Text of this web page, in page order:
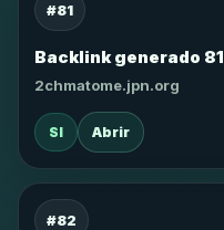
#81
Backlink generado 81
2chmatome.jpn.org
SI Abrir
#82